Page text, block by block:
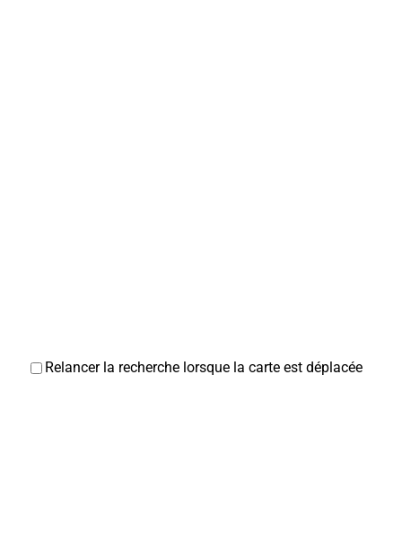
Relancer la recherche lorsque la carte est déplacée